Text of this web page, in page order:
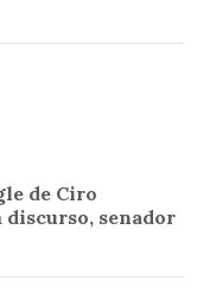
de Ciro
discurso, senador